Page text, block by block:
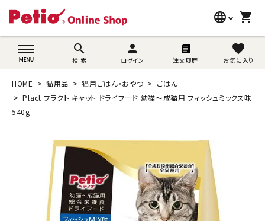
language
wovn-lang-name
shopping_cart
search
検 索
person
ログイン 注文履歴
favorite
お気に入り
search
猫用品
ブランド別に探す
目的別に探す
SNS
HOME 猫用品 猫用ごはん・おやつ
ごはん
Plact プラクト キャット ドライフード 幼猫～成猫用 フィッシュミックス味
540g